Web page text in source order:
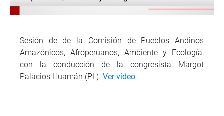
Sesión de de la Comisión de Pueblos Andinos
Amazónicos, Afroperuanos, Ambiente y Ecología,
con la conducción de la congresista Margot
Palacios Huamán (PL). Ver vídeo